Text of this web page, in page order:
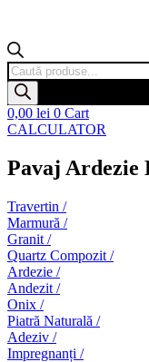
Products
search
0,00 lei 0 Cart
CALCULATOR
Pavaj Ardezie
Travertin /
Marmură /
Granit /
Quartz Compozit /
Ardezie /
Andezit /
Onix /
Piatră Naturală /
Adeziv /
Impregnanți /